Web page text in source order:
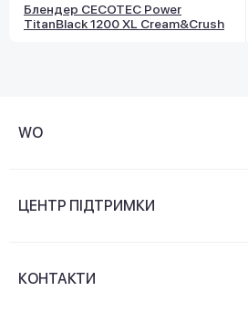
Блендер CECOTEC Power
TitanBlack 1200 XL Cream&Crush
WO
Контакти
ЦЕНТР ПІДТРИМКИ
КОНТАКТИ